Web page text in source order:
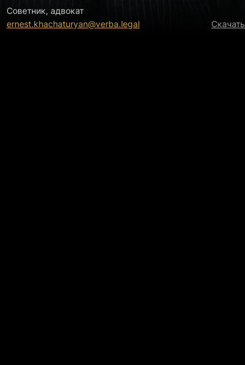
Советник, адвокат
ernest.khachaturyan@verba.legal
Скачать